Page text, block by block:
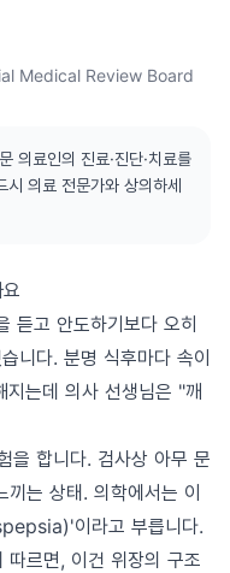
Medical Review Board
의료인의 진료·진단·치료를
시 의료 전문가와 상의하세
듣고 안도하기보다 오히
니다. 분명 식후마다 속이
지는데 의사 선생님은 "깨
을 합니다. 검사상 아무 문
는 상태. 의학에서는 이
이라고 부릅니다.
르면, 이건 위장의 구조